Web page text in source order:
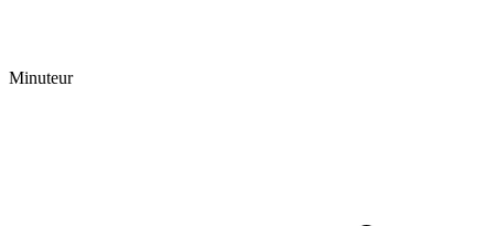
Minuteur